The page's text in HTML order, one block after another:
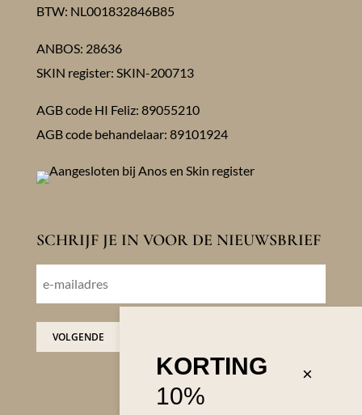
BTW: NL001832846B85
ANBOS: 28636
SKIN register: SKIN-200713
AGB code HI Feliz: 89055210
AGB code behandelaar: 89101924
SCHRIJF JE IN VOOR DE NIEUWSBRIEF
VOLGENDE
×
KORTING
10%